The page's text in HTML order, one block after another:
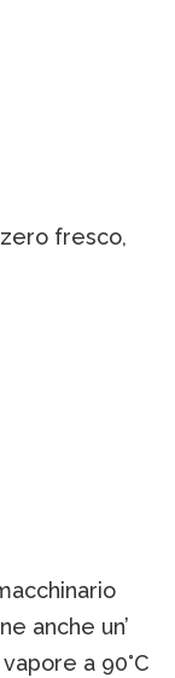
fresco,
anche un’
a 90°C